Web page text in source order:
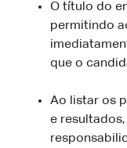
O título do
permitindo
que o
Ao listar os
e